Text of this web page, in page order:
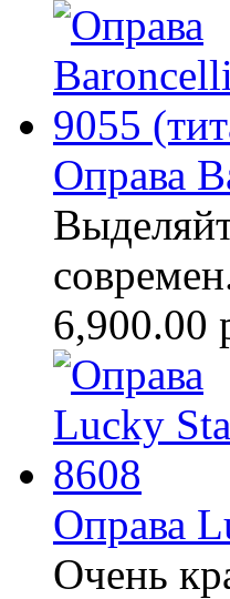
Оправа
6,900.00
Оправа
Очень